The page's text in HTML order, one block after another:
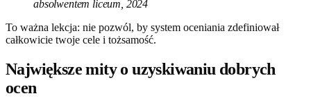
absolwentem liceum, 2024
To ważna lekcja: nie pozwól, by system oceniania zdefiniował
całkowicie twoje cele i tożsamość.
Największe mity o uzyskiwaniu dobrych
ocen